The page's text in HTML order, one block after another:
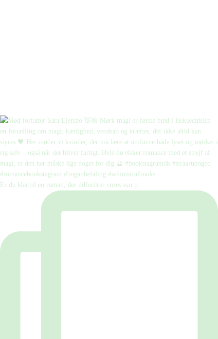
Er du klar til en roman, der udfordrer vores syn p